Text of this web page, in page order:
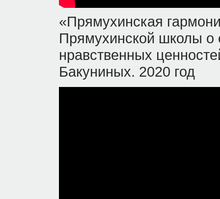
«Прямухинская
Прямухинской школы о
нравственных
Бакуниных. 2020 год